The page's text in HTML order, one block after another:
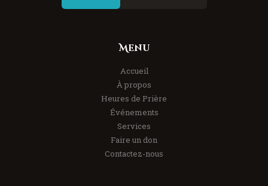
Menu
Accueil
À propos
Heures de Prière
Événements
Services
Faire un don
Contactez-nous